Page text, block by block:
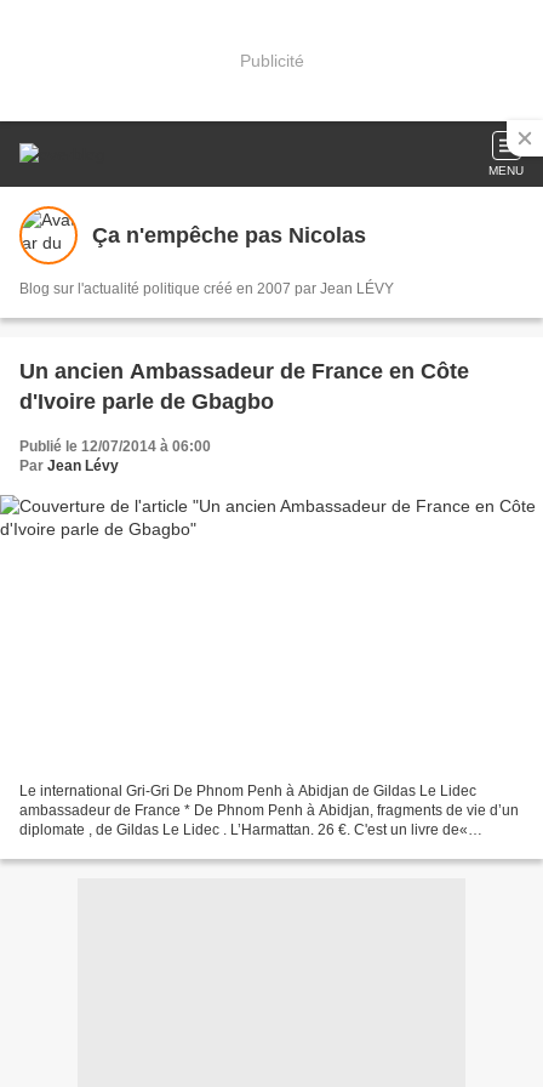
Publicité
MENU
Ça n'empêche pas Nicolas
Blog sur l'actualité politique créé en 2007 par Jean LÉVY
Un ancien Ambassadeur de France en Côte
d'Ivoire parle de Gbagbo
Publié le 12/07/2014 à 06:00
Par Jean Lévy
Le international Gri-Gri De Phnom Penh à Abidjan de Gildas Le Lidec
ambassadeur de France * De Phnom Penh à Abidjan, fragments de vie d’un
diplomate , de Gildas Le Lidec . L’Harmattan. 26 €. C'est un livre de«